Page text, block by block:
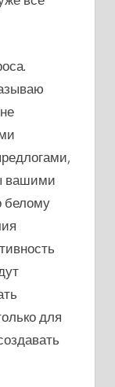
вашими
белому
для